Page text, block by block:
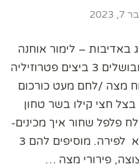
– לימור אוחנה
הרכיבים- 6 תפוחי אדמה מבושלים 3 ביצים פטרוזיליה
מצה /לחם מעט כורכום
בצל חצי קילו בשר טחון
פלפל שחור איך מכינים-
מועכים בקערה את תפו"א לפירה. מוסיפים להם 3
פירורי מצה …